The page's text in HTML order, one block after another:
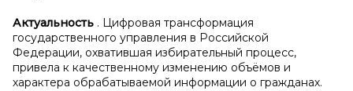
Актуальность . Цифровая трансформация
государственного управления в Российской
Федерации, охватившая избирательный процесс,
привела к качественному изменению объёмов и
характера обрабатываемой информации о гражданах.